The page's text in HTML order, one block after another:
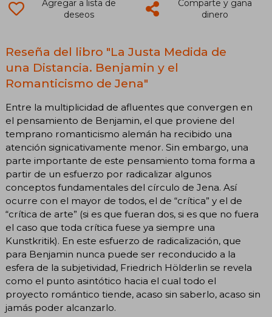
Agregar a lista de
deseos
Comparte y gana
dinero
Reseña del libro "La Justa Medida de
una Distancia. Benjamin y el
Romanticismo de Jena"
Entre la multiplicidad de afluentes que convergen en
el pensamiento de Benjamin, el que proviene del
temprano romanticismo alemán ha recibido una
atención signicativamente menor. Sin embargo, una
parte importante de este pensamiento toma forma a
partir de un esfuerzo por radicalizar algunos
conceptos fundamentales del círculo de Jena. Así
ocurre con el mayor de todos, el de “crítica” y el de
“crítica de arte” (si es que fueran dos, si es que no fuera
el caso que toda crítica fuese ya siempre una
Kunstkritik). En este esfuerzo de radicalización, que
para Benjamin nunca puede ser reconducido a la
esfera de la subjetividad, Friedrich Hölderlin se revela
como el punto asintótico hacia el cual todo el
proyecto romántico tiende, acaso sin saberlo, acaso sin
jamás poder alcanzarlo.